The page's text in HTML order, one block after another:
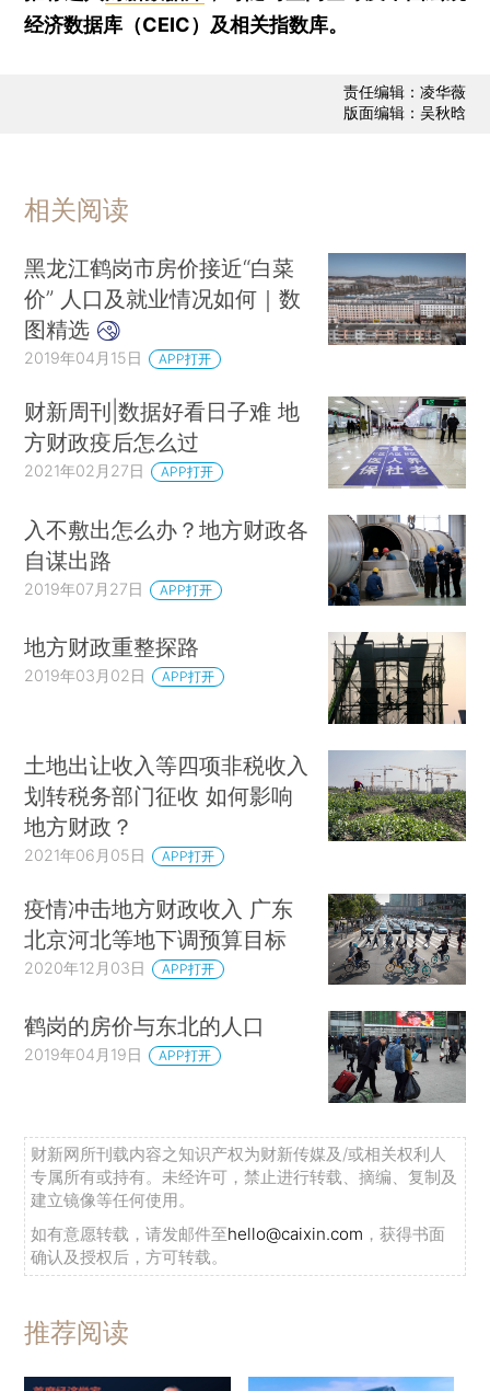
经济数据库（CEIC）及相关指数库。
责任编辑：凌华薇
版面编辑：吴秋晗
相关阅读
黑龙江鹤岗市房价接近“白菜
价” 人口及就业情况如何｜数
图精选
2019年04月15日 APP打开
财新周刊|数据好看日子难 地
方财政疫后怎么过
2021年02月27日 APP打开
入不敷出怎么办？地方财政各
自谋出路
2019年07月27日 APP打开
地方财政重整探路
2019年03月02日 APP打开
土地出让收入等四项非税收入
划转税务部门征收 如何影响
地方财政？
2021年06月05日 APP打开
疫情冲击地方财政收入 广东
北京河北等地下调预算目标
2020年12月03日 APP打开
鹤岗的房价与东北的人口
2019年04月19日 APP打开
财新网所刊载内容之知识产权为财新传媒及/或相关权利人
专属所有或持有。未经许可，禁止进行转载、摘编、复制及
建立镜像等任何使用。
如有意愿转载，请发邮件至hello@caixin.com ，获得书面
确认及授权后，方可转载。
推荐阅读